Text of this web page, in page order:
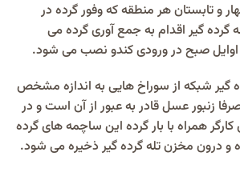
و تابستان هر منطقه که وفور گرده در
گیر اقدام به جمع آوری گرده می
اوایل صبح در ورودی کندو نصب می شود.
گیر شبکه از سوراخ هایی به اندازه مشخص
زنبور عسل قادر به عبور از آن است و در
همراه با بار گرده این ساچمه های گرده
و درون مخزن تله گرده گیر ذخیره می شود.